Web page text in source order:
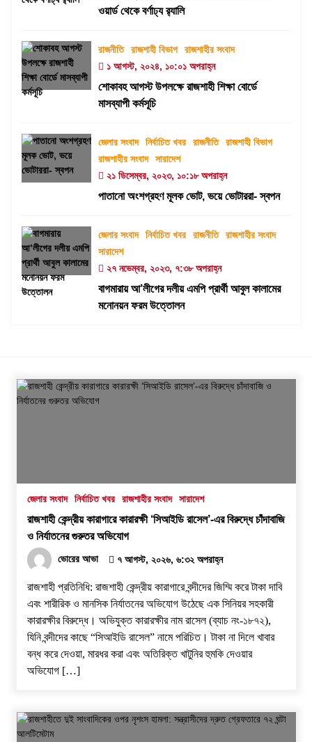
ওয়ার্ড থেকে বর্ণাঢ্য র‍্যালি
রাজনীতি রাজশাহী বিভাগ
রাজশাহীর সংবাদ
১ আগস্ট, ২০২৪, ১০:০১ অপরাহ্ন
শোকাবহ আগস্ট উপলক্ষে রাজশাহী শিক্ষা বোর্ডে
মাসব্যাপী কর্মসূচি
জেলার সংবাদ নির্বাচিত খবর রাজনীতি
রাজশাহী বিভাগ
রাজশাহীর সংবাদ
সারাদেশ
২১ ডিসেম্বর, ২০২৩, ১০:১৮ অপরাহ্ন
পাতানো অংশগ্রহণ মূলক ভোট, ভয়ে ভোটাররা- স্বপন
জেলার সংবাদ নির্বাচিত খবর রাজনীতি
রাজশাহীর সংবাদ
সারাদেশ
২৭ নভেম্বর, ২০২৩, ৭:৩৮ অপরাহ্ন
বাগমারায় আ’লীগের দলীয় এমপি প্রার্থী আবুল কালামের
মনোনয়ন ফরম উত্তোলন
জেলার সংবাদ নির্বাচিত খবর রাজশাহীর সংবাদ সারাদেশ
রাজশাহী কেন্দ্রীয় কারাগারে কারারক্ষী ‘সিআইডি রাসেল’-এর বিরুদ্ধে চাঁদাবাজি
ও নির্যাতনের গুরুতর অভিযোগ
ভোরের আভা ৭ আগস্ট, ২০২৬, ৬:৩২ অপরাহ্ন
রাজশাহী প্রতিনিধি: রাজশাহী কেন্দ্রীয় কারাগারে বন্দীদের জিম্মি করে টাকা দাবি
এবং শারীরিক ও মানসিক নির্যাতনের অভিযোগ উঠেছে এক সিনিয়র সহকারী
কারারক্ষীর বিরুদ্ধে। অভিযুক্ত কারারক্ষীর নাম রাসেল (ব্যাচ নং-১৮৭২),
যিনি বন্দীদের কাছে “সিআইডি রাসেল” নামে পরিচিত। টাকা না দিলে খাবার
বন্ধ করে দেওয়া, মারধর করা এবং অতিরিক্ত খাটুনির হুমকি দেওয়ার
অভিযোগ […]